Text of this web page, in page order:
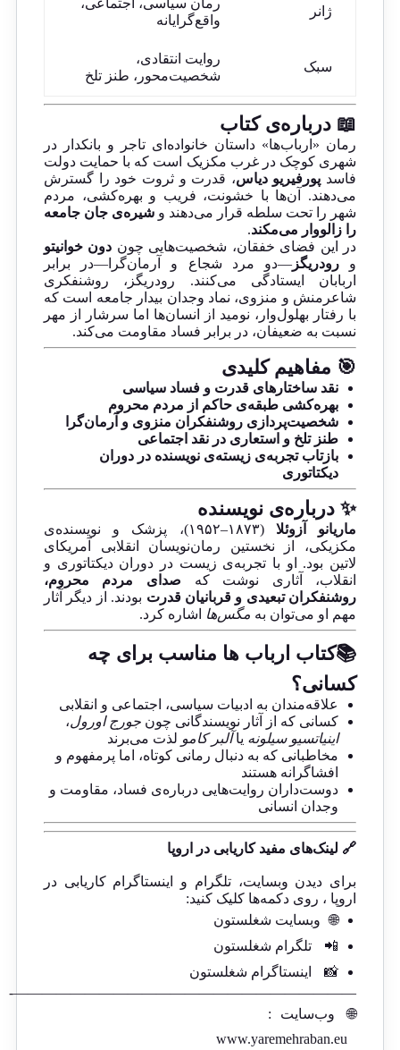
ژانر
واقع‌گرایانه
سبک
روایت انتقادی،
شخصیت‌محور، طنز تلخ
📖 درباره‌ی کتاب
رمان «ارباب‌ها» داستان خانواده‌ای تاجر و بانکدار در
شهری کوچک در غرب مکزیک است که با حمایت دولت
فاسد پورفیریو دیاس، قدرت و ثروت خود را گسترش
می‌دهند. آن‌ها با خشونت، فریب و بهره‌کشی، مردم
شهر را تحت سلطه قرار می‌دهند وشیره‌ی جان جامعه
را زالووار می‌مکند.
در این فضای خفقان، شخصیت‌هایی چون دون خوانیتو
ورودریگز—دو مرد شجاع و آرمان‌گرا—در برابر
اربابان ایستادگی می‌کنند. رودریگز، روشنفکری
شاعرمنش و منزوی، نماد وجدان بیدار جامعه است که
با رفتار بهلول‌وار، نومید از انسان‌ها اما سرشار از مهر
نسبت به ضعیفان، در برابر فساد مقاومت می‌کند.
🎯 مفاهیم کلیدی
نقد ساختارهای قدرت و فساد سیاسی
بهره‌کشی طبقه‌ی حاکم از مردم محروم
شخصیت‌پردازی روشنفکران منزوی و آرمان‌گرا
طنز تلخ و استعاری در نقد اجتماعی
بازتاب تجربه‌ی زیسته‌ی نویسنده در دوران
دیکتاتوری
✨ درباره‌ی نویسنده
ماریانو آزوئلا
(۱۸۷۳–۱۹۵۲)، پزشک و نویسنده‌ی
مکزیکی، از نخستین رمان‌نویسان انقلابی آمریکای
لاتین بود. او با تجربه‌ی زیست در دوران دیکتاتوری و
انقلاب، آثاری نوشت که صدای مردم محروم،
روشنفکران تبعیدی و قربانیان قدرت بودند. از دیگر آثار
مهم او می‌توان به مگس‌ها اشاره کرد.
📚کتاب ارباب ها مناسب برای چه
کسانی؟
علاقه‌مندان به ادبیات سیاسی، اجتماعی و انقلابی
کسانی که از آثار نویسندگانی چون جورج اورول،
اینیاتسیو سیلونه یاآلبر کامو لذت می‌برند
مخاطبانی که به دنبال رمانی کوتاه، اما پرمفهوم و
افشاگرانه هستند
دوست‌داران روایت‌هایی درباره‌ی فساد، مقاومت و
وجدان انسانی
🔗 لینک‌های مفید کاریابی در اروپا
برای دیدن وبسایت، تلگرام و اینستاگرام کاریابی در
اروپا ، روی دکمه‌ها کلیک کنید:
🌐
وبسایت شغلستون
📲
تلگرام شغلستون
📸
اینستاگرام شغلستون
————————————————————————-
🌐
وب‌سایت
:
www.yaremehraban.eu